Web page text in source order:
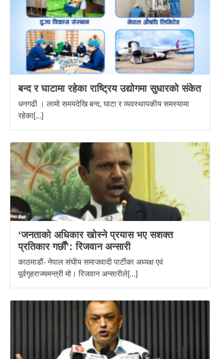
बन्द र घाटामा रहेका राष्ट्रिय उद्योगमा सुधारको संकेत
धनगढी । लामो समयदेखि बन्द, घाटा र व्यवस्थापकीय समस्यामा
रहेका[...]
‘जनताको अधिकार खोस्ने प्रयास भए सशक्त
प्रतिकार गर्छौं’: रिजवान अन्सारी
काठमाडौं- नेपाल संघीय समाजवादी पार्टीका अध्यक्ष एवं
पूर्वगृहराज्यमन्त्री मो। रिजवान अन्सारीले[...]